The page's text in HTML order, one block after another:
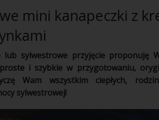
mini kanapeczki z
lub sylwestrowe przyjęcieproponuję
i szybkie w przygotowaniu,
Wam wszystkim ciepłych,
sylwestrowej!